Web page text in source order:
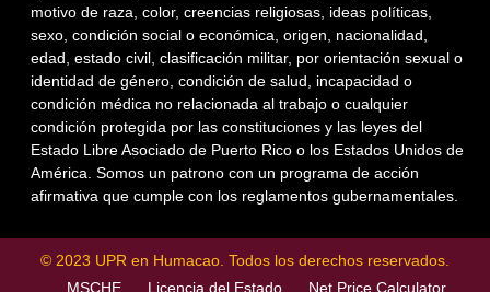
motivo de raza, color, creencias religiosas, ideas políticas,
sexo, condición social o económica, origen, nacionalidad,
edad, estado civil, clasificación militar, por orientación sexual o
identidad de género, condición de salud, incapacidad o
condición médica no relacionada al trabajo o cualquier
condición protegida por las constituciones y las leyes del
Estado Libre Asociado de Puerto Rico o los Estados Unidos de
América. Somos un patrono con un programa de acción
afirmativa que cumple con los reglamentos gubernamentales.
© 2023 UPR en Humacao. Todos los derechos reservados.
MSCHE
Licencia del Estado Net Price Calculator